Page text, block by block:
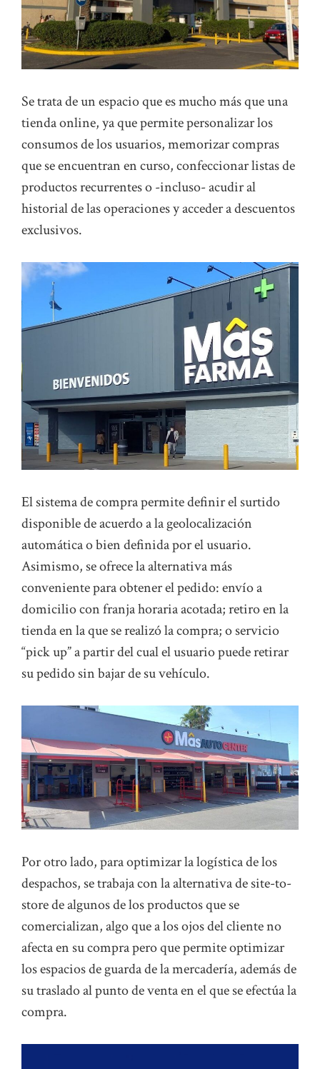
Se trata de un espacio que es mucho más que una
tienda online, ya que permite personalizar los
consumos de los usuarios, memorizar compras
que se encuentran en curso, confeccionar listas de
productos recurrentes o -incluso- acudir al
historial de las operaciones y acceder a descuentos
exclusivos.
El sistema de compra permite definir el surtido
disponible de acuerdo a la geolocalización
automática o bien definida por el usuario.
Asimismo, se ofrece la alternativa más
conveniente para obtener el pedido: envío a
domicilio con franja horaria acotada; retiro en la
tienda en la que se realizó la compra; o servicio
“pick up” a partir del cual el usuario puede retirar
su pedido sin bajar de su vehículo.
Por otro lado, para optimizar la logística de los
despachos, se trabaja con la alternativa de site-to-
store de algunos de los productos que se
comercializan, algo que a los ojos del cliente no
afecta en su compra pero que permite optimizar
los espacios de guarda de la mercadería, además de
su traslado al punto de venta en el que se efectúa la
compra.